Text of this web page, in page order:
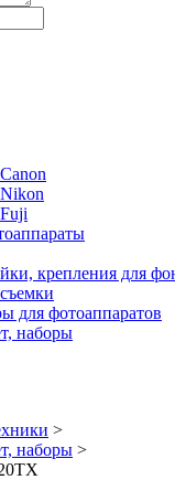
крепления для
для фотоаппаратов
наборы
>
наборы >